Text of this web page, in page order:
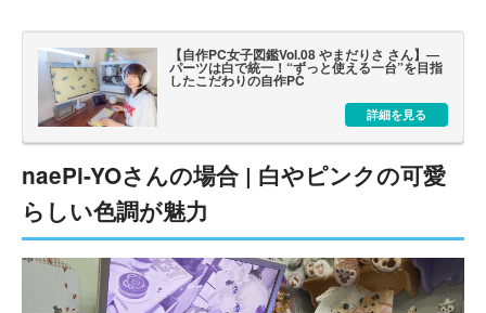
【自作PC女子図鑑Vol.08 やまだりさ さん】―
パーツは白で統一！“ずっと使える一台”を目指
したこだわりの自作PC
詳細を見る
naePi-YOさんの場合 | 白やピンクの可愛
らしい色調が魅力